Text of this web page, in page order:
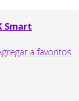
Smart